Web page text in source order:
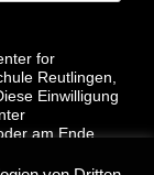
for
Reutlingen,
Einwilligung
am Ende